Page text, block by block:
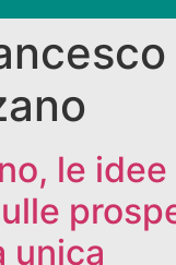
le idee
unica